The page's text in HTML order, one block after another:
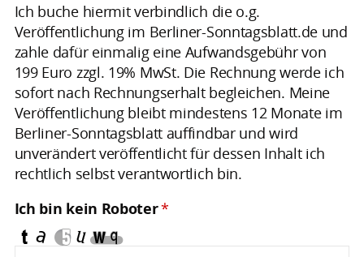
Ich buche hiermit verbindlich die o.g.
Veröffentlichung im Berliner-Sonntagsblatt.de und
zahle dafür einmalig eine Aufwandsgebühr von
199 Euro zzgl. 19% MwSt. Die Rechnung werde ich
sofort nach Rechnungserhalt begleichen. Meine
Veröffentlichung bleibt mindestens 12 Monate im
Berliner-Sonntagsblatt auffindbar und wird
unverändert veröffentlicht für dessen Inhalt ich
rechtlich selbst verantwortlich bin.
Ich bin kein Roboter*